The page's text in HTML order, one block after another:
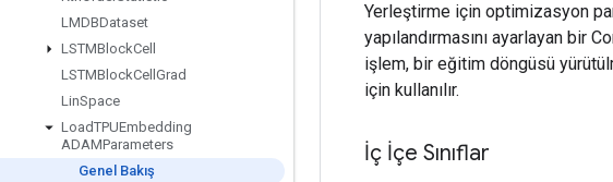
LMDBDataset
LSTMBlockCell
LSTMBlockCell Grad
LinSpace
LoadTPUEmbedding
ADAMParameters
Genel Bakış
Yerleştirme için optimizasyon
yapılandırmasını ayarlayan bir
işlem, bir eğitim döngüsü
için kullanılır.
İç İçe Sınıflar